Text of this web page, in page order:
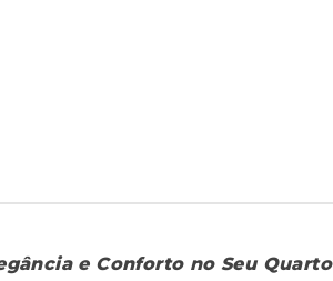
e Conforto no Seu Quarto